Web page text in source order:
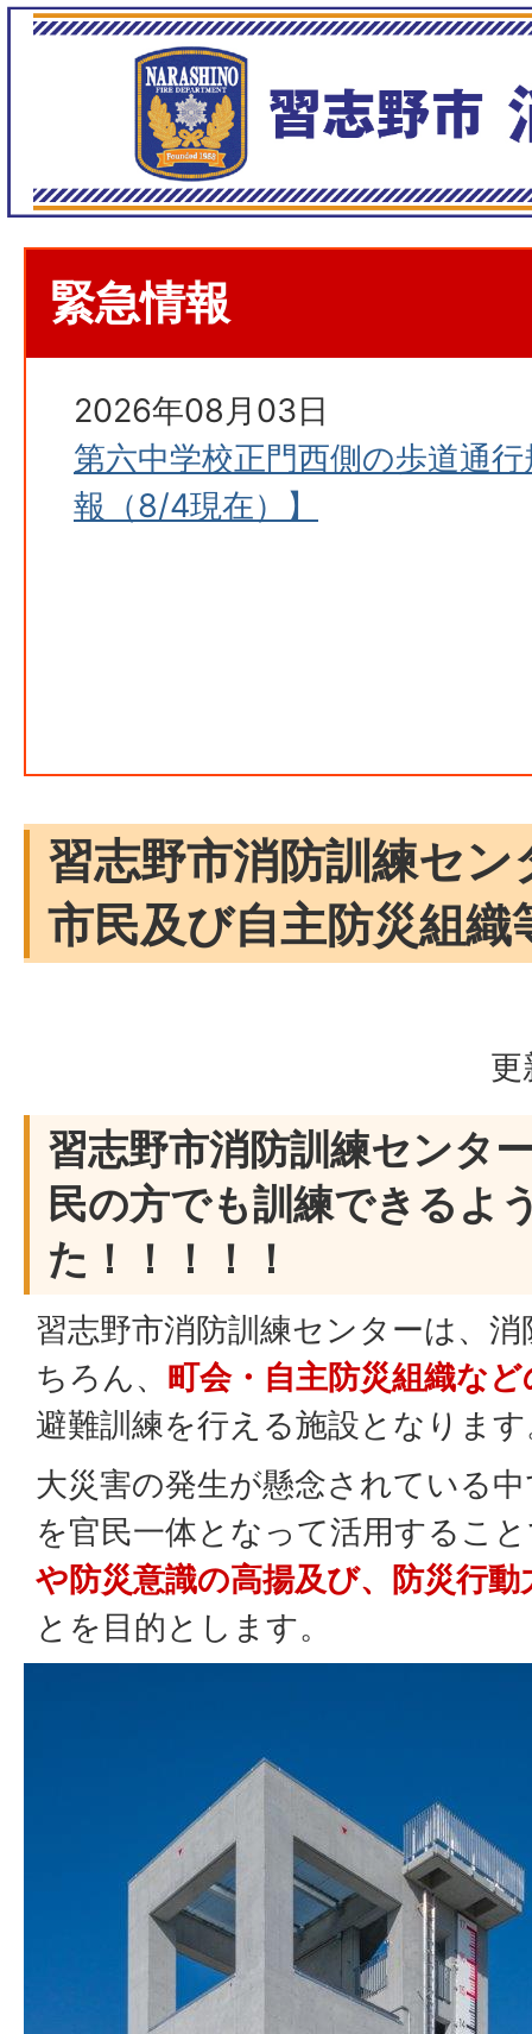
緊急情報
2026年08月03日
第六中学校正門西側の歩道通
報（8/4現在）】
習志野市消防訓練セ
市民及び自主防災組織
更
習志野市消防訓練センタ
民の方でも訓練できるよ
た！！！！！
習志野市消防訓練センターは、
ちろん、 町会・自主防災組織な
避難訓練を行える施設となりま
大災害の発生が懸念されている
を官民一体となって活用するこ
や防災意識の高揚及び、防災行動
とを目的とします。